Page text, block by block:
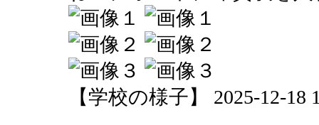
【学校の様子】 2025-12-18